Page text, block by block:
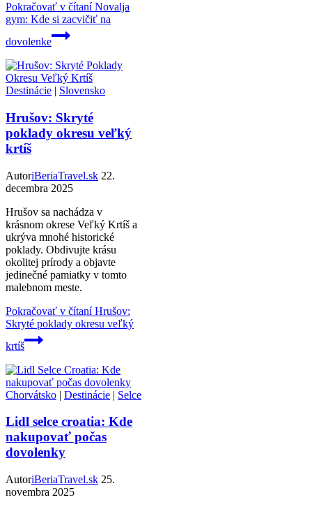
Pokračovať v čítaníNovalja
gym: Kde si zacvičiť na
dovolenke
Destinácie | Slovensko
Hrušov: Skryté
poklady okresu veľký
krtíš
AutoriBeriaTravel.sk 22.
decembra 2025
Hrušov sa nachádza v
krásnom okrese Veľký Krtíš a
ukrýva mnohé historické
poklady. Obdivujte krásu
okolitej prírody a objavte
jedinečné pamiatky v tomto
malebnom meste.
Pokračovať v čítaníHrušov:
Skryté poklady okresu veľký
krtíš
Chorvátsko | Destinácie | Selce
Lidl selce croatia: Kde
nakupovať počas
dovolenky
AutoriBeriaTravel.sk 25.
novembra 2025